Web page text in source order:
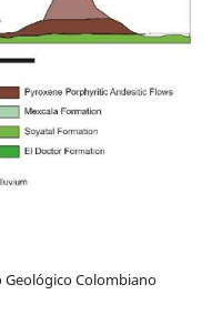
Geológico Colombiano